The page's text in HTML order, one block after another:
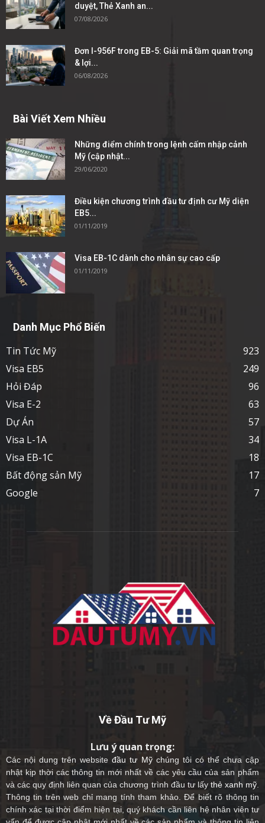
duyệt, Thẻ Xanh an...
07/08/2026
Đơn I-956F trong EB-5: Giải mã tầm quan trọng
& lợi...
06/08/2026
Bài Viết Xem Nhiều
Những điểm chính trong lệnh cấm nhập cảnh
Mỹ (cập nhật...
29/06/2020
Điều kiện chương trình đầu tư định cư Mỹ diện
EB5...
01/11/2019
Visa EB-1C dành cho nhân sự cao cấp
01/11/2019
Danh Mục Phổ Biến
Tin Tức Mỹ
923
Visa EB5
249
Hỏi Đáp
96
Visa E-2
63
Dự Án
57
Visa L-1A
34
Visa EB-1C
18
Bất động sản Mỹ
17
Google
7
Về Đầu Tư Mỹ
Lưu ý quan trọng:
Các nội dung trên websiteđầu tư Mỹchúng tôi có thể chưa cập
nhật kịp thời các thông tin mới nhất về các yêu cầu của sản phẩm
và các quy định liên quan của chương trình đầu tư lấy thẻ xanh mỹ.
Thông tin trên web chỉ mang tính tham khảo. Để biết rõ thông tin
chính xác tại thời điểm hiện tại, quý khách cần liên hệ nhân viên tư